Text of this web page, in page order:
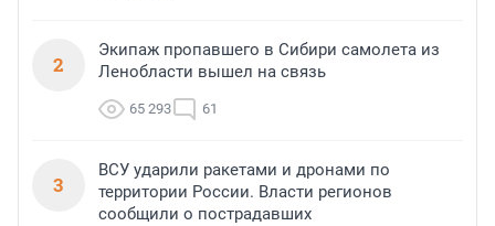
2
Экипаж пропавшего в Сибири самолета из
Ленобласти вышел на связь
65 293 61
3
ВСУ ударили ракетами и дронами по
территории России. Власти регионов
сообщили о пострадавших